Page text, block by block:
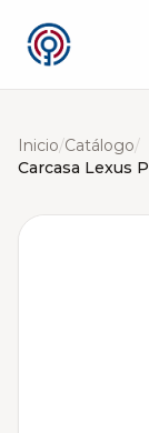
Inicio/Catálogo/
Carcasa Lexus